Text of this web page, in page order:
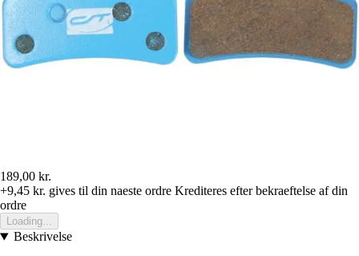
189,00 kr.
+9,45 kr. gives til din naeste ordre Krediteres efter bekraeftelse af din
ordre
Loading...
Beskrivelse